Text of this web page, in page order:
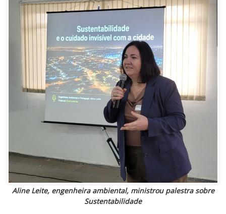
Aline Leite, engenheira ambiental, ministrou palestra sobre
Sustentabilidade